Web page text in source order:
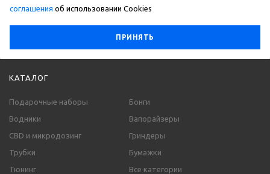
соглашения об использовании Сookies
ПРИНЯТЬ
КАТАЛОГ
Подарочные наборы
Бонги
Водники
Вапорайзеры
CBD и микродозинг
Гриндеры
Трубки
Бумажки
Тюнинг
Все категории